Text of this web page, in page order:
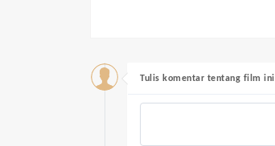
Tulis komentar tentang film ini